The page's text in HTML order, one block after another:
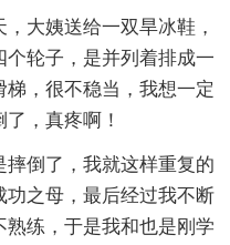
大姨送给一双旱冰鞋，
轮子，是并列着排成一
，很不稳当，我想一定
，真疼啊！
倒了，我就这样重复的
之母，最后经过我不断
练，于是我和也是刚学